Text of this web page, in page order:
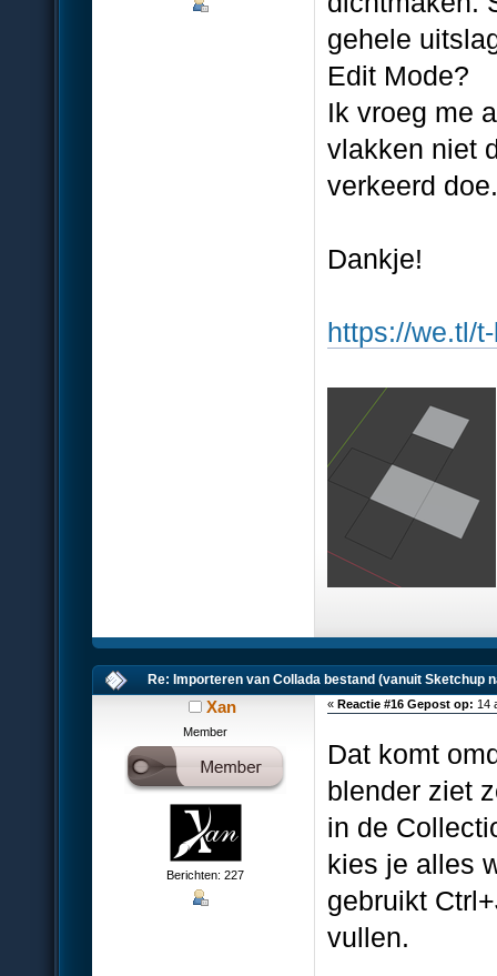
gehele
Edit Mode?
Ik vroeg me
vlakken niet
verkeerd
Dankje!
https://we.tl/
Re: Importeren van Collada bestand (vanuit Sketchup
Xan
Member
Berichten: 227
«Reactie #16 Gepost op: 14
Dat komt
blender ziet
in de
kies je alles
gebruikt
vullen.